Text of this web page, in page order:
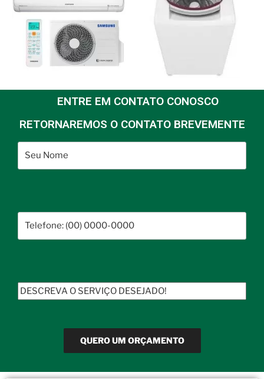
ENTRE EM CONTATO CONOSCO
RETORNAREMOS O CONTATO BREVEMENTE